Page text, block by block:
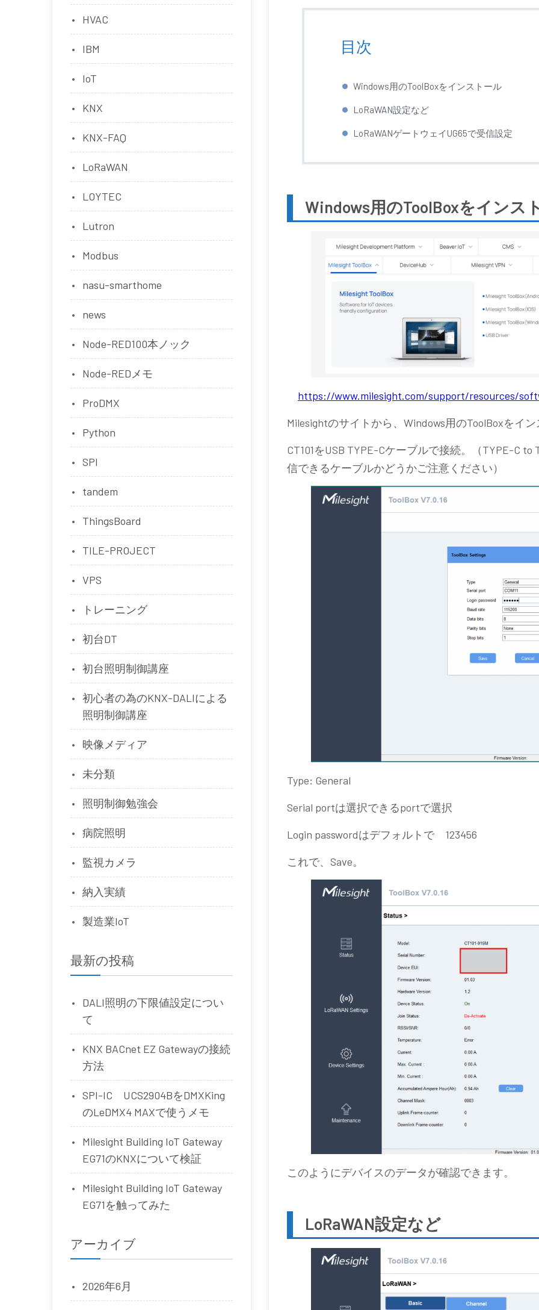
目次
Windows用のToolBoxをインストール
LoRaWAN設定など
LoRaWANゲートウェイUG65で受信設定
Windows用のToolBoxをインス
https://www.milesight.com/support/resources/
Milesightのサイトから、Windows用のToolBoxをイン
CT101をUSB TYPE-Cケーブルで接続。（TYPE-C
信できるケーブルかどうかご注意ください）
Type: General
Serial portは選択できるportで選択
Login passwordはデフォルトで 123456
これで、Save。
このようにデバイスのデータが確認できます。
LoRaWAN設定など
HVAC
IBM
IoT
KNX
KNX-FAQ
LoRaWAN
LOYTEC
Lutron
Modbus
nasu-smarthome
news
Node-RED100本ノック
Node-REDメモ
ProDMX
Python
SPI
tandem
ThingsBoard
TILE-PROJECT
VPS
トレーニング
初台DT
初台照明制御講座
初心者の為のKNX-DALIによる
照明制御講座
映像メディア
未分類
照明制御勉強会
病院照明
監視カメラ
納入実績
製造業IoT
最新の投稿
DALI照明の下限値設定につい
て
KNX BACnet EZ Gatewayの接続
方法
SPI-IC UCS2904BをDMXKing
のLeDMX4 MAXで使うメモ
Milesight Building IoT Gateway
EG71のKNXについて検証
Milesight Building IoT Gateway
EG71を触ってみた
アーカイブ
2026年6月